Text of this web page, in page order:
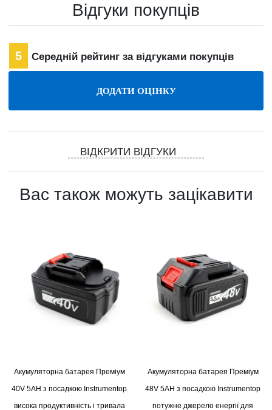
Відгуки покупців
5 Середній рейтинг за відгуками покупців
ВІДКРИТИ ВІДГУКИ
Вас також можуть зацікавити
Акумуляторна батарея Преміум
40V 5AH з посадкою Instrumentop
висока продуктивність і тривала
Акумуляторна батарея Преміум
48V 5AH з посадкою Instrumentop
потужне джерело енергії для